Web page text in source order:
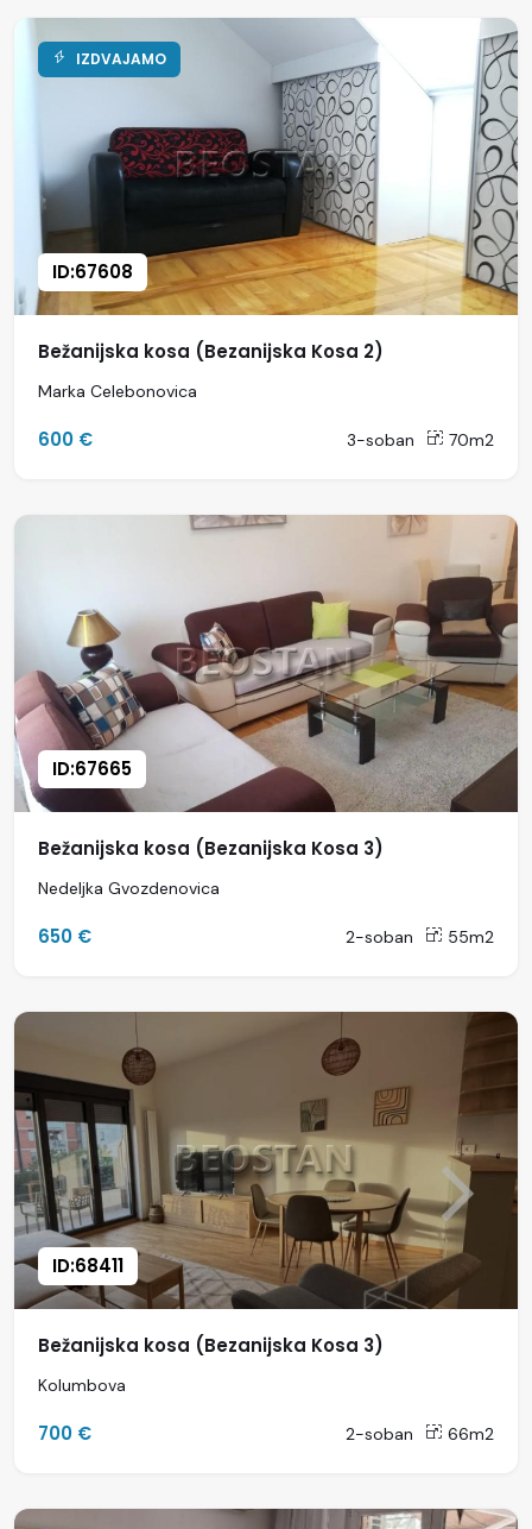
ID:67608
IZDVAJAMO
Bežanijska kosa (Bezanijska Kosa 2)
Marka Celebonovica
600 € 3-soban 70m2
ID:67665
Bežanijska kosa (Bezanijska Kosa 3)
Nedeljka Gvozdenovica
650 € 2-soban 55m2
ID:68411
Bežanijska kosa (Bezanijska Kosa 3)
Kolumbova
700 € 2-soban 66m2